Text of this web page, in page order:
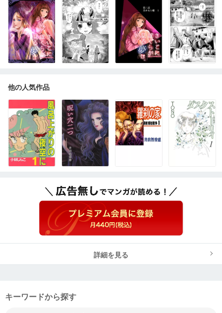
他の人気作品
詳細を見る
キーワードから探す